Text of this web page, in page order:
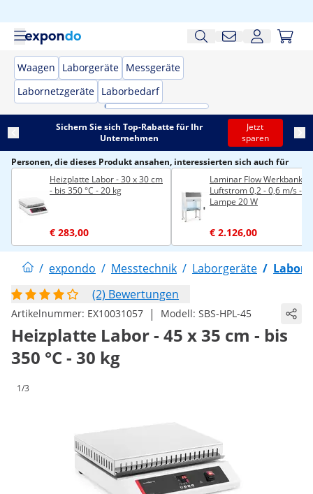
Waagen Laborgeräte Messgeräte
Labornetzgeräte Laborbedarf
Sichern Sie sich Top-Rabatte für Ihr
Unternehmen
Jetzt
sparen
Personen, die dieses Produkt ansahen, interessierten sich auch für
Heizplatte Labor - 30 x 30 cm
- bis 350 °C - 20 kg
€ 283,00
Laminar Flow Werkbank -
Luftstrom 0,2 - 0,6 m/s -
Lampe 20 W
€ 2.126,00
/ expondo / Messtechnik / Laborgeräte /
(2) Bewertungen
Artikelnummer: EX10031057 | Modell: SBS-HPL-45
Heizplatte Labor - 45 x 35 cm - bis
350 °C - 30 kg
1/3